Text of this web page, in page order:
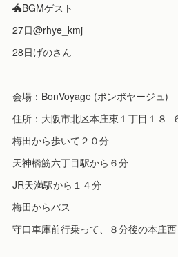
🐲BGMゲスト
27日@rhye_kmj
28日げのさん
会場：BonVoyage (ボンボヤージュ)
住所：大阪市北区本庄東１丁目１８−
梅田から歩いて２０分
天神橋筋六丁目駅から６分
JR天満駅から１４分
梅田からバス
守口車庫前行乗って、８分後の本庄